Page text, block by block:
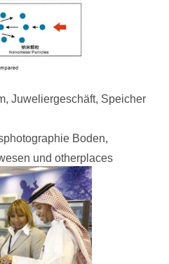
Juweliergeschäft, Speicher
Boden,
und otherplaces